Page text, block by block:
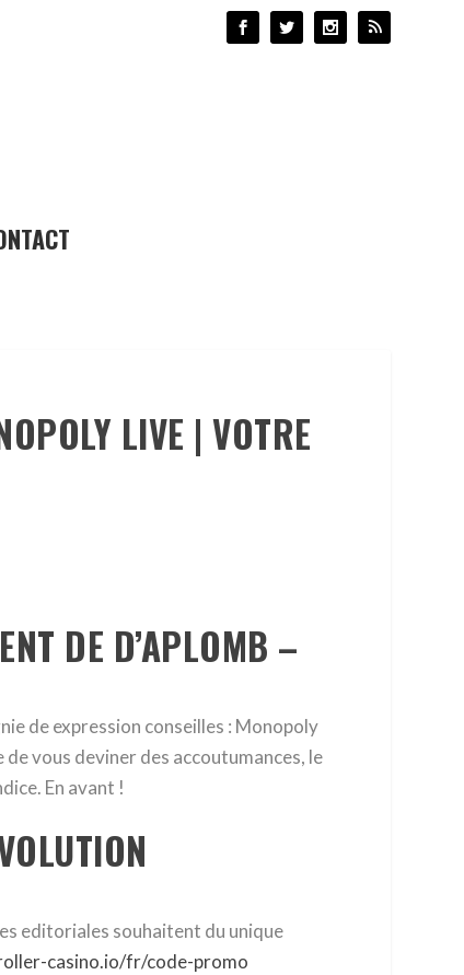
LIVE | VOTRE
DE D’APLOMB –
de expression conseilles : Monopoly
vous deviner des accoutumances, le
En avant !
editoriales souhaitent du unique
casino.io/fr/code-promo